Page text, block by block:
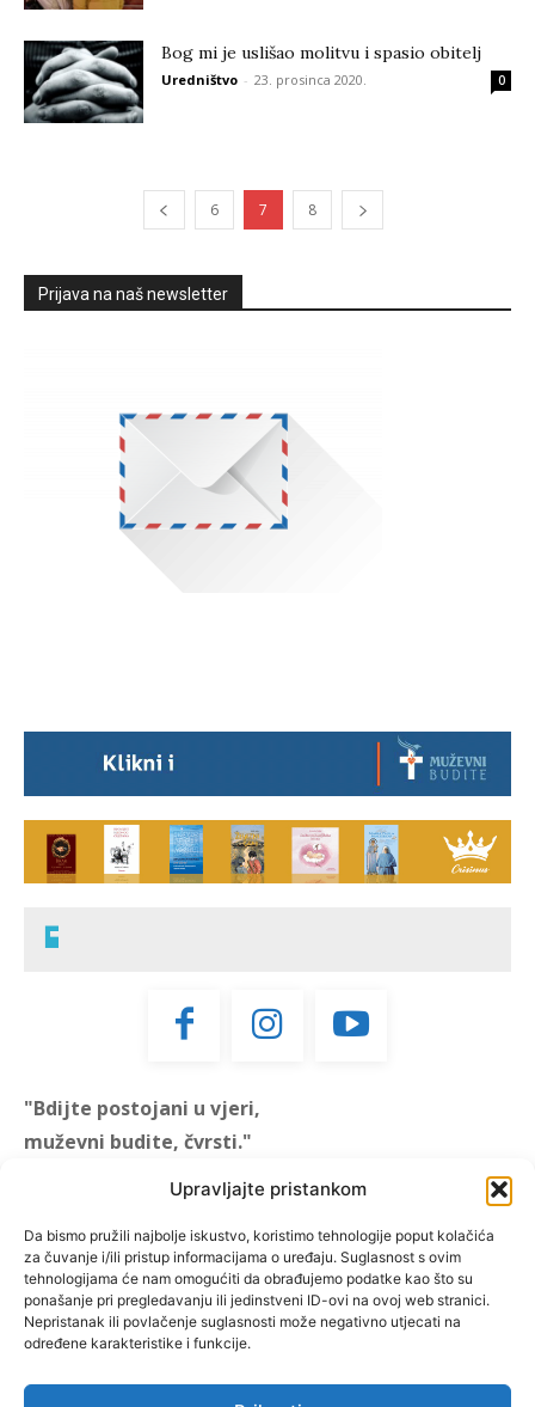
Upravljajte pristankom
Da bismo pružili najbolje iskustvo, koristimo tehnologije poput kolačića
za čuvanje i/ili pristup informacijama o uređaju. Suglasnost s ovim
tehnologijama će nam omogućiti da obrađujemo podatke kao što su
ponašanje pri pregledavanju ili jedinstveni ID-ovi na ovoj web stranici.
Nepristanak ili povlačenje suglasnosti može negativno utjecati na
određene karakteristike i funkcije.
Bog mi je uslišao molitvu i spasio obitelj
Uredništvo - 23. prosinca 2020. 0
6 7 8
Prijava na naš newsletter
"Bdijte postojani u vjeri,
muževni budite, čvrsti."
"Muževni budite" prvi je
hrvatski portal za katoličke
muškarce koji pokušava
reafirmirati u današnje
vrijeme itekako narušen